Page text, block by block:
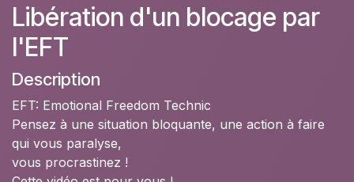
Libération d'un blocage par
l'EFT
Description
EFT: Emotional Freedom Technic
Pensez à une situation bloquante, une action à faire
qui vous paralyse,
vous procrastinez !